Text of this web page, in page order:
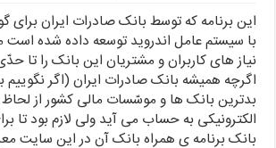
این برنامه که توسط بانک صادرات ایران برای
با سیستم عامل اندروید توسعه داده شده است
نیاز های کاربران و مشتریان این بانک را تا
اگرچه همیشه بانک صادرات ایران (اگر نگوییم
بدترین بانک ها و موسّسات مالی کشور از
الکترونیکی به حساب می آید ولی لازم بود تا
بانک برنامه ی همراه بانک آن در این سایت